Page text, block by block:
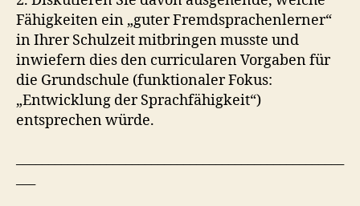
Fähigkeiten ein „guter Fremdsprachenlerner“
in Ihrer Schulzeit mitbringen musste und
inwiefern dies den curricularen Vorgaben für
die Grundschule (funktionaler Fokus:
„Entwicklung der Sprachfähigkeit“)
entsprechen würde.